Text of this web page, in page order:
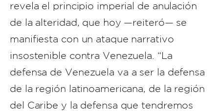
revela el principio imperial de anulación
de la alteridad, que hoy —reiteró— se
manifiesta con un ataque narrativo
insostenible contra Venezuela. “La
defensa de Venezuela va a ser la defensa
de la región latinoamericana, de la región
del Caribe y la defensa que tendremos